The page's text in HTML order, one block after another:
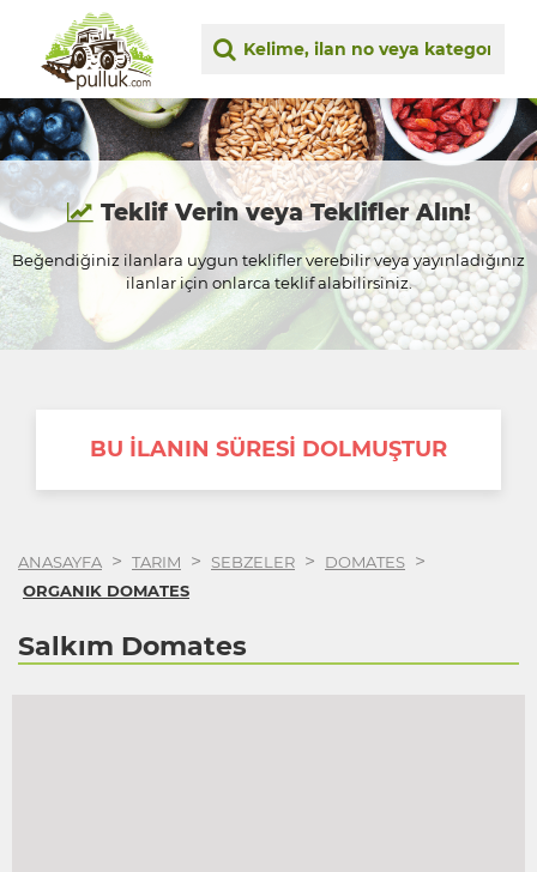
Teklif Verin veya Teklifler Alın!
Beğendiğiniz ilanlara uygun teklifler verebilir veya yayınladığınız
ilanlar için onlarca teklif alabilirsiniz.
BU İLANIN SÜRESİ DOLMUŞTUR
ANASAYFA > TARIM > SEBZELER > DOMATES >
ORGANIK DOMATES
Salkım Domates